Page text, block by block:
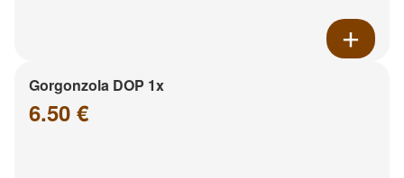
Gorgonzola DOP 1x
6.50 €